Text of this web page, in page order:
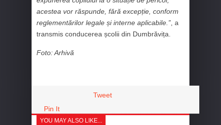
acestea vor răspunde, fără excepție, conform
reglementărilor legale și interne aplicabile.” , a
transmis conducerea școlii din Dumbrăvița.
Foto: Arhivă
Tweet
Pin It
YOU MAY ALSO LIKE...